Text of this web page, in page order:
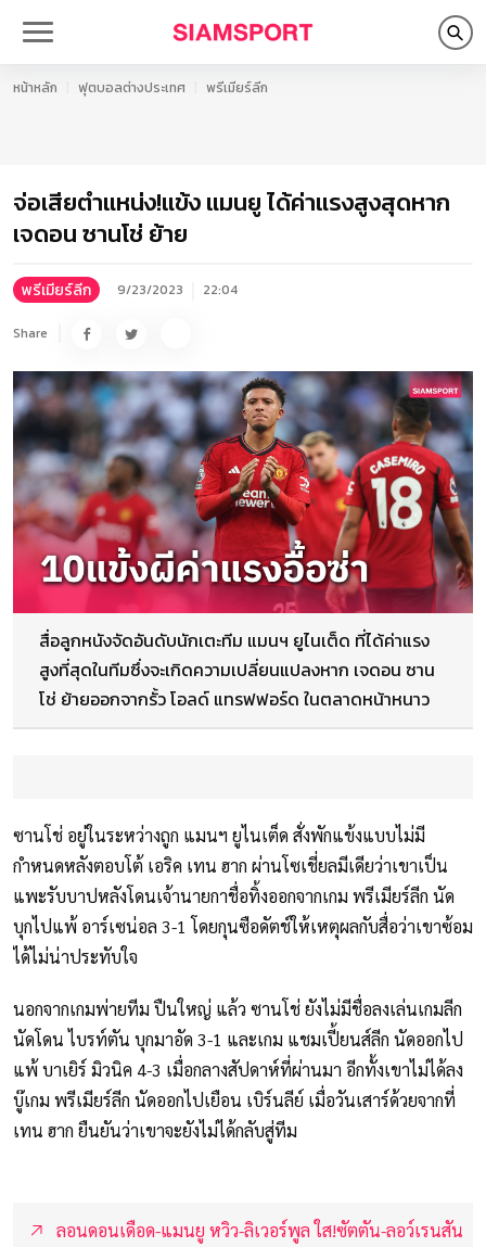
หน้าหลัก ฟุตบอลต่างประเทศ พรีเมียร์ลีก
จ่อเสียตำแหน่ง!แข้ง แมนยู ได้ค่าแรงสูงสุดหาก
เจดอน ซานโช่ ย้าย
พรีเมียร์ลีก 9/23/2023 22:04
Share
สื่อลูกหนังจัดอันดับนักเตะทีม แมนฯ ยูไนเต็ด ที่ได้ค่าแรง
สูงที่สุดในทีมซึ่งจะเกิดความเปลี่ยนแปลงหาก เจดอน ซาน
โช่ ย้ายออกจากรั้ว โอลด์ แทรฟฟอร์ด ในตลาดหน้าหนาว
ซานโช่ อยู่ในระหว่างถูก แมนฯ ยูไนเต็ด สั่งพักแข้งแบบไม่มี
กำหนดหลังตอบโต้ เอริค เทน ฮาก ผ่านโซเชี่ยลมีเดียว่าเขาเป็น
แพะรับบาปหลังโดนเจ้านายกาชื่อทิ้งออกจากเกม พรีเมียร์ลีก นัด
บุกไปแพ้ อาร์เซน่อล 3-1 โดยกุนซือดัตช์ให้เหตุผลกับสื่อว่าเขาซ้อม
ได้ไม่น่าประทับใจ
นอกจากเกมพ่ายทีม ปืนใหญ่ แล้ว ซานโช่ ยังไม่มีชื่อลงเล่นเกมลีก
นัดโดน ไบรท์ตัน บุกมาอัด 3-1 และเกม แชมเปี้ยนส์ลีก นัดออกไป
แพ้ บาเยิร์ มิวนิค 4-3 เมื่อกลางสัปดาห์ที่ผ่านมา อีกทั้งเขาไม่ได้ลง
บู๊เกม พรีเมียร์ลีก นัดออกไปเยือน เบิร์นลีย์ เมื่อวันเสาร์ด้วยจากที่
เทน ฮาก ยืนยันว่าเขาจะยังไม่ได้กลับสู่ทีม
ลอนดอนเดือด-แมนยู หวิว-ลิเวอร์พูล ใส!ซัตตัน-ลอว์เรนสัน